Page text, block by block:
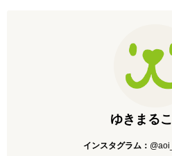
ゆきまる
インスタグラム：